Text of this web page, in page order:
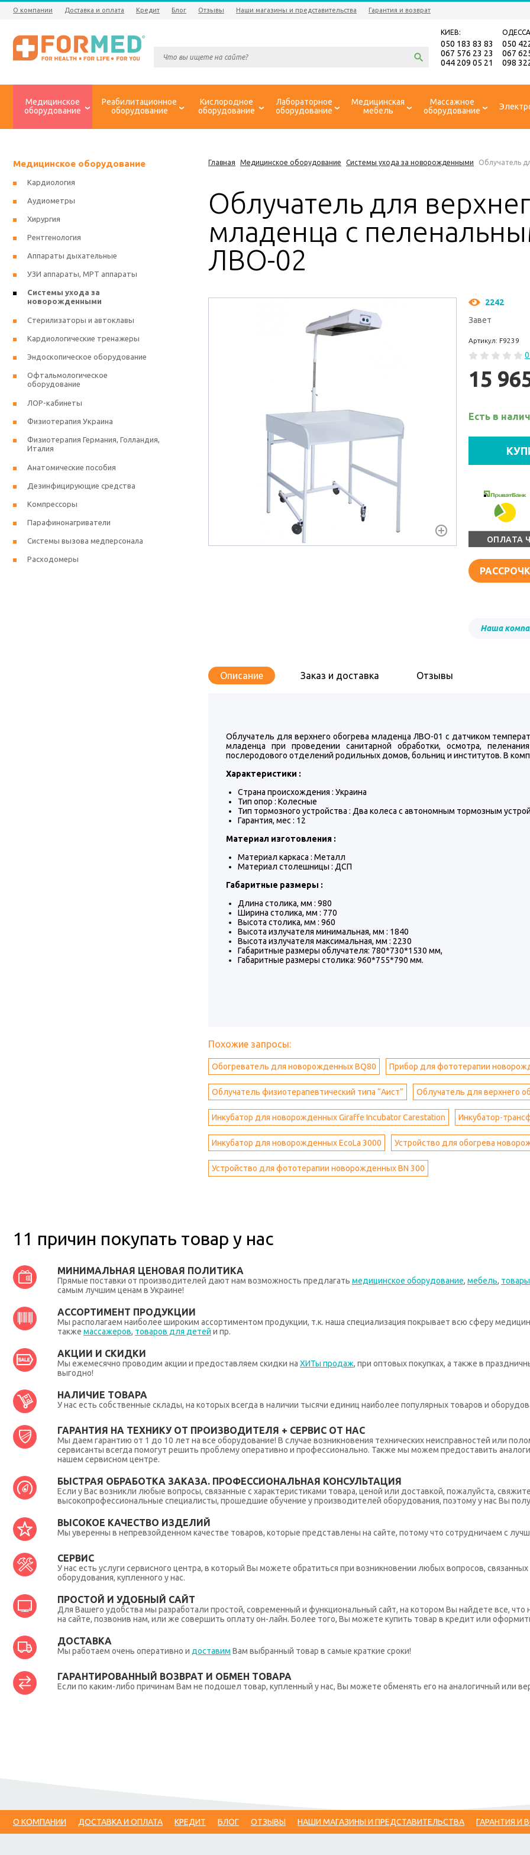
О компании Доставка и оплата Кредит Блог Отзывы Наши магазины и представительства Гарантия и возврат
КИЕВ:
050 183 83 83
067 576 23 23
044 209 05 21
050
067
098
Медицинское
оборудование
Реабилитационное
оборудование
Кислородное
оборудование
Лабораторное
оборудование
Медицинская
мебель
Массажное
оборудование
Главная Медицинское оборудование Системы ухода за новорожденными Облучатель
Облучатель для
младенца с
ЛВО-02
2242
Завет
Артикул: F9239
15
Есть в
ОПЛАТА
Наша
Описание Заказ и доставка Отзывы
Облучатель для верхнего обогрева младенца ЛВО-01 с датчиком
младенца при проведении санитарной обработки, осмотра,
послеродового отделений родильных домов, больниц и институтов. В
Характеристики :
Страна происхождения : Украина
Тип опор : Колесные
Тип тормозного устройства : Два колеса с автономным тормозным
Гарантия, мес : 12
Материал изготовления :
Материал каркаса : Металл
Материал столешницы : ДСП
Габаритные размеры :
Длина столика, мм : 980
Ширина столика, мм : 770
Высота столика, мм : 960
Высота излучателя минимальная, мм : 1840
Высота излучателя максимальная, мм : 2230
Габаритные размеры облучателя: 780*730*1530 мм,
Габаритные размеры столика: 960*755*790 мм.
Похожие запросы:
Обогреватель для новорожденных BQ80 Прибор для фототерапии
Облучатель физиотерапевтический типа “Аист” Облучатель для верхнего
Инкубатор для новорожденных Giraffe Incubator Carestation Инкубатор-
Инкубатор для новорожденных EcoLa 3000 Устройство для обогрева
Устройство для фототерапии новорожденных BN 300
Медицинское оборудование
Кардиология
Аудиометры
Хирургия
Рентгенология
Аппараты дыхательные
УЗИ аппараты, МРТ аппараты
Системы ухода за
новорожденными
Стерилизаторы и автоклавы
Кардиологические тренажеры
Эндоскопическое оборудование
Офтальмологическое
оборудование
ЛОР-кабинеты
Физиотерапия Украина
Физиотерапия Германия, Голландия,
Италия
Анатомические пособия
Дезинфицирующие средства
Компрессоры
Парафинонагриватели
Системы вызова медперсонала
Расходомеры
11 причин покупать товар у нас
МИНИМАЛЬНАЯ ЦЕНОВАЯ ПОЛИТИКА
Прямые поставки от производителей дают нам возможность предлагать медицинское оборудование, мебель,
самым лучшим ценам в Украине!
АССОРТИМЕНТ ПРОДУКЦИИ
Мы располагаем наиболее широким ассортиментом продукции, т.к. наша специализация покрывает всю сферу
также массажеров, товаров для детей и пр.
АКЦИИ И СКИДКИ
Мы ежемесячно проводим акции и предоставляем скидки на ХИТы продаж, при оптовых покупках, а также в
выгодно!
НАЛИЧИЕ ТОВАРА
У нас есть собственные склады, на которых всегда в наличии тысячи единиц наиболее популярных товаров и
ГАРАНТИЯ НА ТЕХНИКУ ОТ ПРОИЗВОДИТЕЛЯ + СЕРВИС ОТ НАС
Мы даем гарантию от 1 до 10 лет на все оборудование! В случае возникновения технических неисправностей или
сервисанты всегда помогут решить проблему оперативно и профессионально. Также мы можем предоставить
нашем сервисном центре.
БЫСТРАЯ ОБРАБОТКА ЗАКАЗА. ПРОФЕССИОНАЛЬНАЯ КОНСУЛЬТАЦИЯ
Если у Вас возникли любые вопросы, связанные с характеристиками товара, ценой или доставкой, пожалуйста,
высокопрофессиональные специалисты, прошедшие обучение у производителей оборудования, поэтому у нас Вы
ВЫСОКОЕ КАЧЕСТВО ИЗДЕЛИЙ
Мы уверенны в непревзойденном качестве товаров, которые представлены на сайте, потому что сотрудничаем с
СЕРВИС
У нас есть услуги сервисного центра, в который Вы можете обратиться при возникновении любых вопросов,
оборудования, купленного у нас.
ПРОСТОЙ И УДОБНЫЙ САЙТ
Для Вашего удобства мы разработали простой, современный и функциональный сайт, на котором Вы найдете все,
на сайте, позвонив нам, или же совершить оплату он-лайн. Более того, Вы можете купить товар в кредит или
ДОСТАВКА
Мы работаем очень оперативно и доставим Вам выбранный товар в самые краткие сроки!
ГАРАНТИРОВАННЫЙ ВОЗВРАТ И ОБМЕН ТОВАРА
Если по каким-либо причинам Вам не подошел товар, купленный у нас, Вы можете обменять его на аналогичный или
О КОМПАНИИ ДОСТАВКА И ОПЛАТА КРЕДИТ БЛОГ ОТЗЫВЫ НАШИ МАГАЗИНЫ И ПРЕДСТАВИТЕЛЬСТВА ГАРАНТИЯ И